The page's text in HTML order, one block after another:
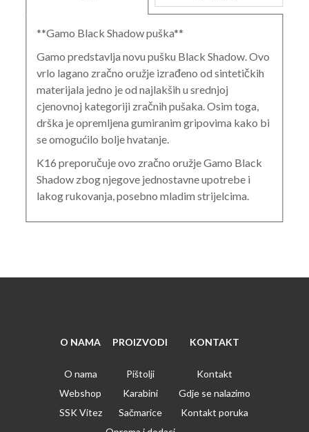
**Gamo Black Shadow puška**
Gamo predstavlja novu pušku Black Shadow. Ovo
vrlo lagano zračno oružje izrađeno od sintetičkih
materijala jedno je od najlakših u srednjoj
cjenovnoj kategoriji zračnih pušaka. Osim toga,
drška je opremljena gumiranim gripovima kako bi
se omogućilo bolje hvatanje.
K16 preporučuje ovo zračno oružje Gamo Black
Shadow zbog njegove jednostavne upotrebe i
lakog rukovanja, posebno mladim strijelcima.
O NAMA
O nama
Webshop
SSK Vitez
PROIZVODI
Pištolji
Karabini
Sačmarice
KONTAKT
Kontakt
Gdje se nalazimo
Kontakt poruka